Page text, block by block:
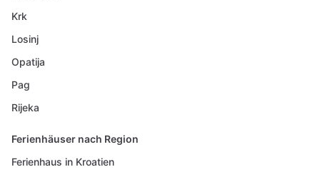
Krk
Losinj
Opatija
Pag
Rijeka
Ferienhäuser nach Region
Ferienhaus in Kroatien